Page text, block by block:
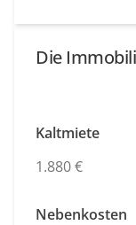
Die
Kaltmiete
1.880 €
Nebenkosten